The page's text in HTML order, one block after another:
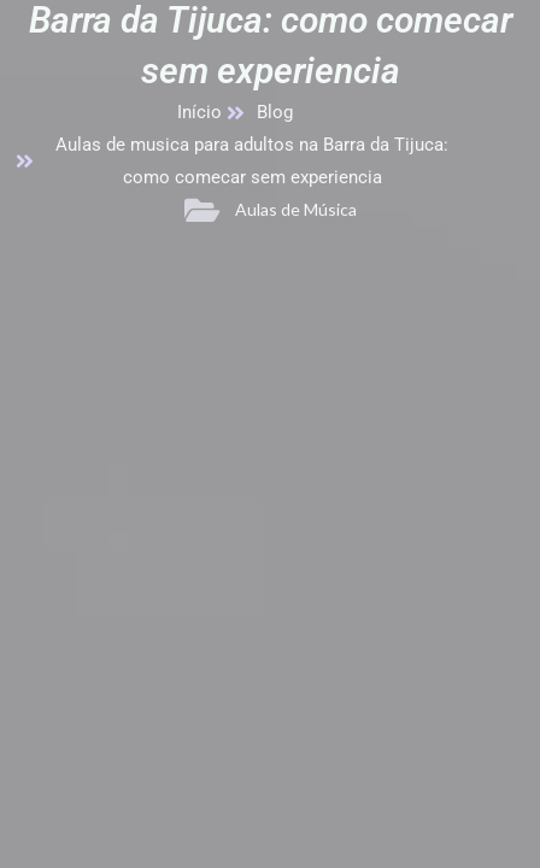
Barra da Tijuca: como comecar
sem experiencia
Início
Blog
Aulas de musica para adultos na Barra da Tijuca:
como comecar sem experiencia
Aulas de Música